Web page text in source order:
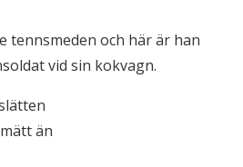
tennsmeden och här är han
vid sin kokvagn.
än